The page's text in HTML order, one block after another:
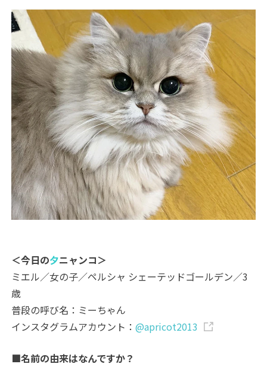
＜今日の夕ニャンコ＞
ミエル／女の子／ペルシャ シェーテッドゴールデン／3
歳
普段の呼び名：ミーちゃん
インスタグラムアカウント：@apricot2013
■名前の由来はなんですか？